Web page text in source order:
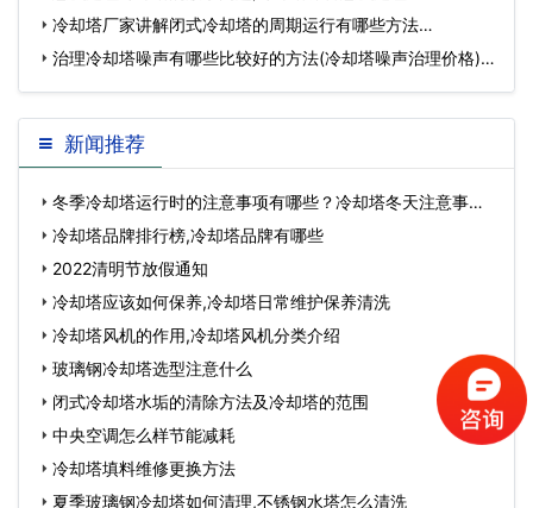
冷却塔厂家讲解闭式冷却塔的周期运行有哪些方法…
治理冷却塔噪声有哪些比较好的方法(冷却塔噪声治理价格)…
新闻推荐
冬季冷却塔运行时的注意事项有哪些？冷却塔冬天注意事
项…冷却塔品牌排行榜,冷却塔品牌有哪些
2022清明节放假通知
冷却塔应该如何保养,冷却塔日常维护保养清洗
冷却塔风机的作用,冷却塔风机分类介绍
玻璃钢冷却塔选型注意什么
闭式冷却塔水垢的清除方法及冷却塔的范围
中央空调怎么样节能减耗
冷却塔填料维修更换方法
夏季玻璃钢冷却塔如何清理,不锈钢水塔怎么清洗